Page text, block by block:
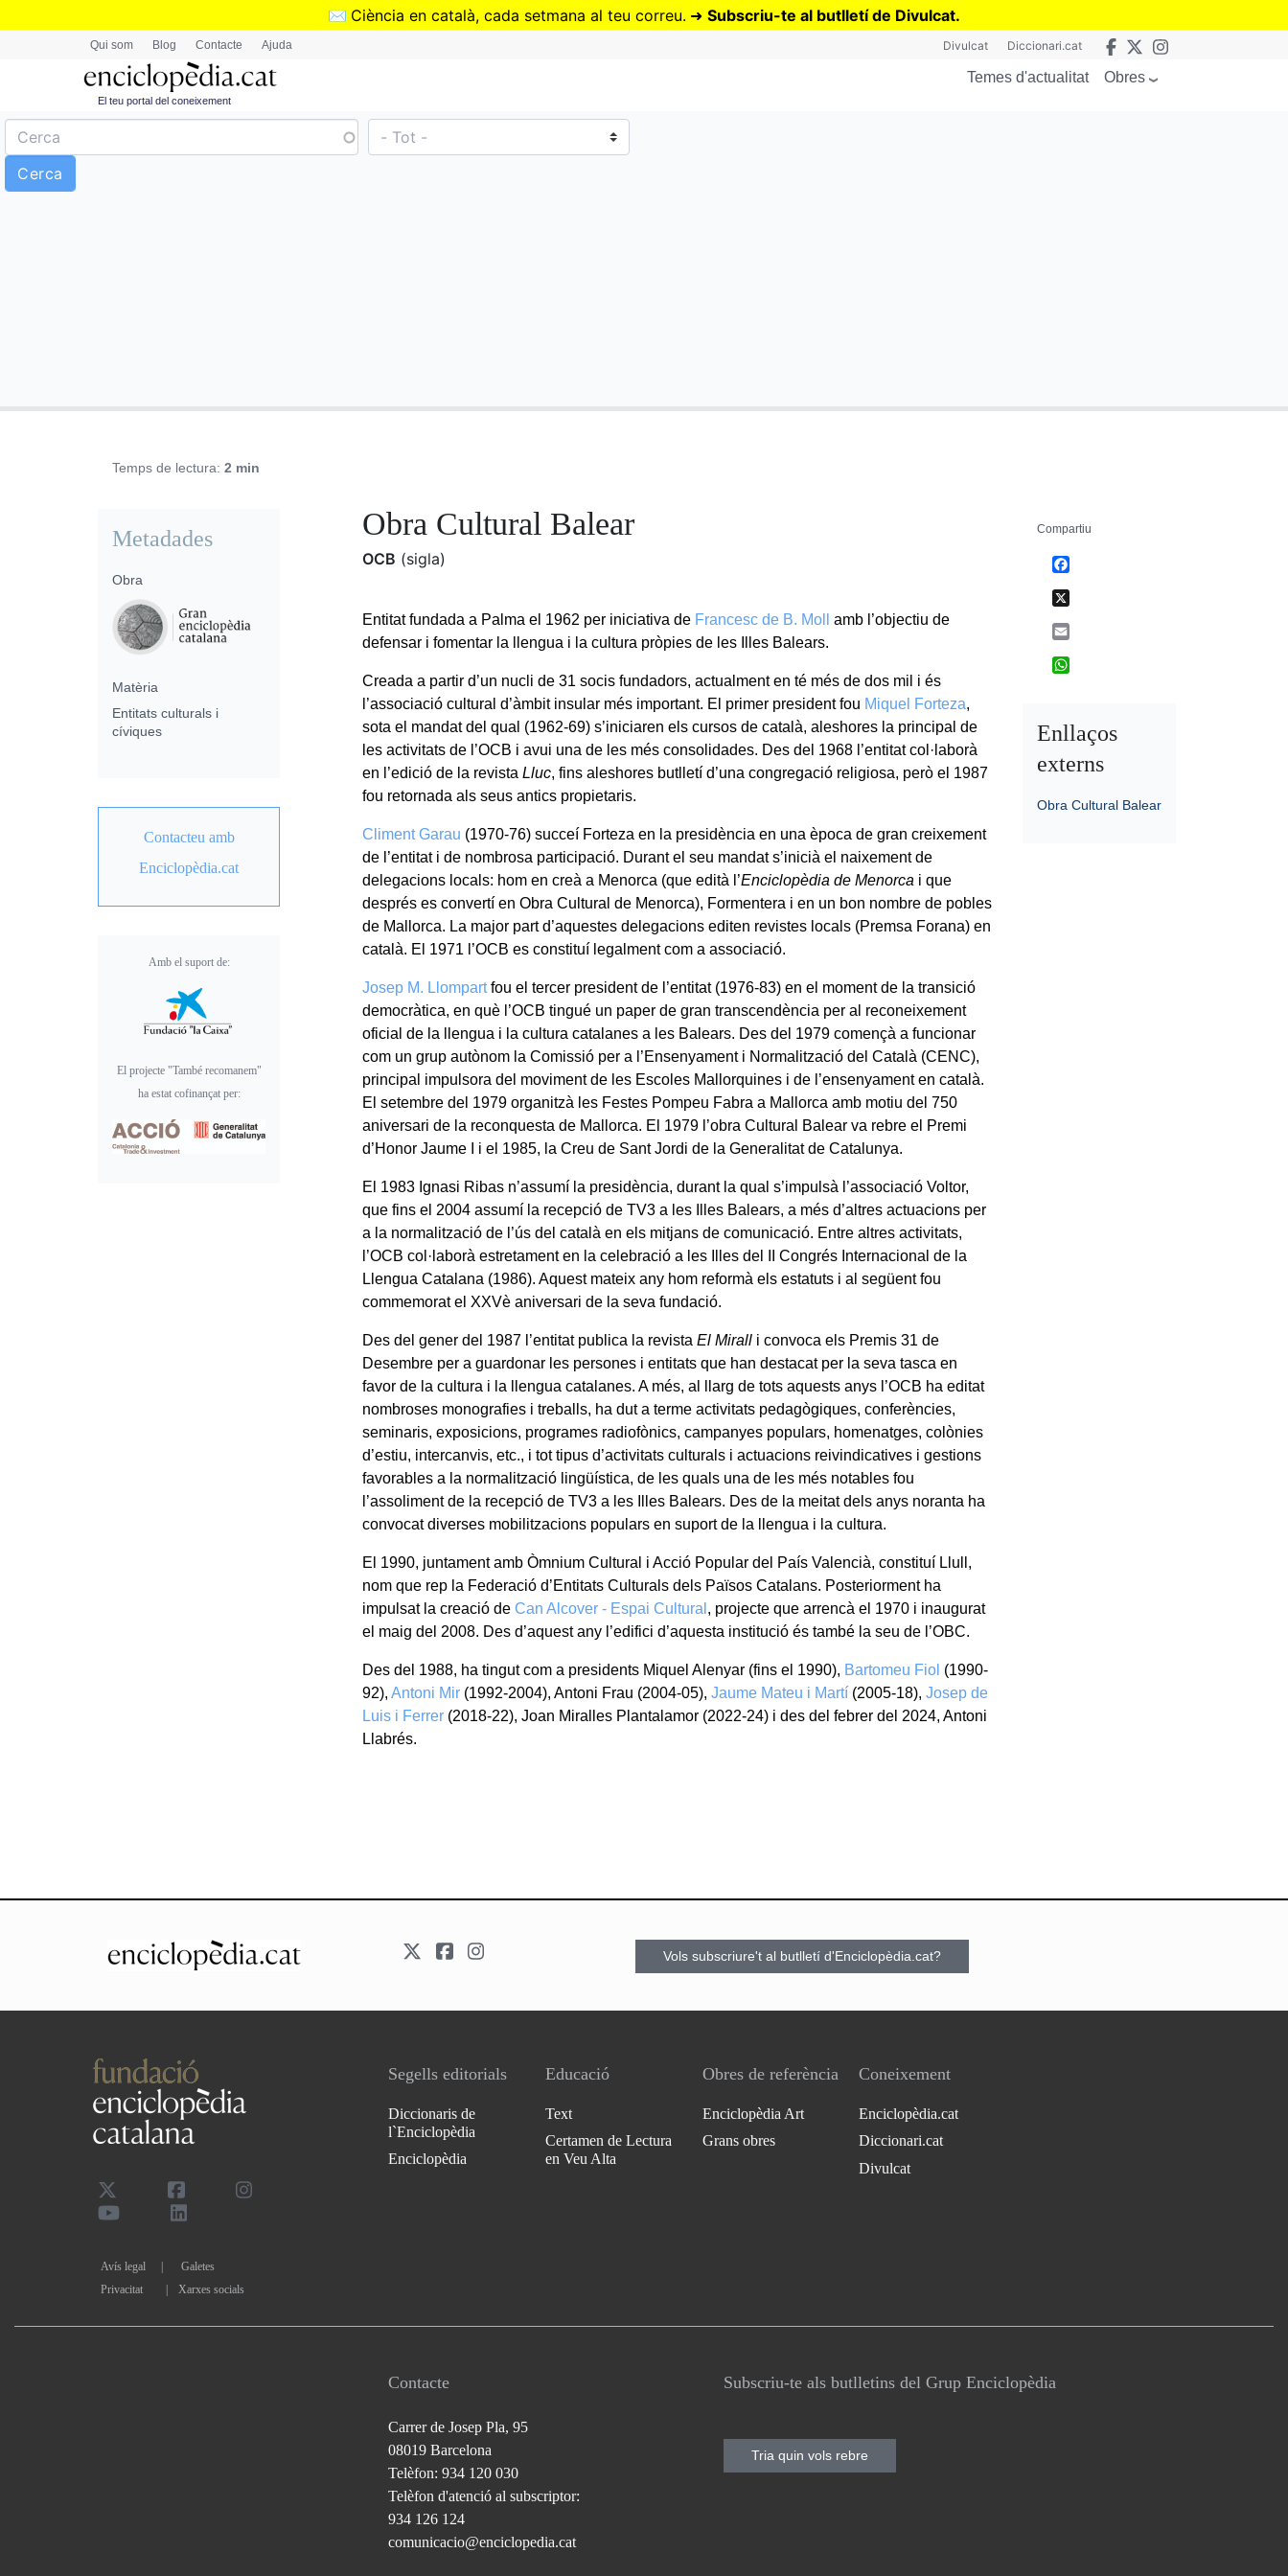
Vés
✉️ Ciència en català, cada setmana al teu correu. ➜ Subscriu-te al butlletí de Divulcat.
Qui som Blog Contacte Ajuda Divulcat Diccionari.cat
El teu portal del coneixement
Temes d'actualitat Obres
Temps de lectura: 2 min
Obra Cultural Balear
OCB (sigla)
Entitat fundada a Palma el 1962 per iniciativa de Francesc de B. Moll
amb l’objectiu de
defensar i fomentar la llengua i la cultura pròpies de les Illes Balears.
Creada a partir d’un nucli de 31 socis fundadors, actualment en té més de dos mil i és
l’associació cultural d’àmbit insular més important. El primer president fou Miquel Forteza,
sota el mandat del qual (1962-69) s’iniciaren els cursos de català, aleshores la principal de
les activitats de l’OCB i avui una de les més consolidades. Des del 1968 l’entitat col·laborà
en l’edició de la revistaLluc, fins aleshores butlletí d’una congregació religiosa, però el 1987
fou retornada als seus antics propietaris.
Climent Garau (1970-76) succeí Forteza en la presidència en una època de gran creixement
de l’entitat i de nombrosa participació. Durant el seu mandat s’inicià el naixement de
delegacions locals: hom en creà a Menorca (que edità l’Enciclopèdia de Menorca i que
després es convertí en Obra Cultural de Menorca), Formentera i en un bon nombre de pobles
de Mallorca. La major part d’aquestes delegacions editen revistes locals (Premsa Forana) en
català. El 1971 l’OCB es constituí legalment com a associació.
Josep M. Llompartfou el tercer president de l’entitat (1976-83) en el moment de la transició
democràtica, en què l’OCB tingué un paper de gran transcendència per al reconeixement
oficial de la llengua i la cultura catalanes a les Balears. Des del 1979 començà a funcionar
com un grup autònom la Comissió per a l’Ensenyament i Normalització del Català (CENC),
principal impulsora del moviment de les Escoles Mallorquines i de l’ensenyament en català.
El setembre del 1979 organitzà les Festes Pompeu Fabra a Mallorca amb motiu del 750
aniversari de la reconquesta de Mallorca. El 1979 l’obra Cultural Balear va rebre el Premi
d’Honor Jaume I i el 1985, la Creu de Sant Jordi de la Generalitat de Catalunya.
El 1983 Ignasi Ribas n’assumí la presidència, durant la qual s’impulsà l’associació Voltor,
que fins el 2004 assumí la recepció de TV3 a les Illes Balears, a més d’altres actuacions per
a la normalització de l’ús del català en els mitjans de comunicació. Entre altres activitats,
l’OCB col·laborà estretament en la celebració a les Illes del II Congrés Internacional de la
Llengua Catalana (1986). Aquest mateix any hom reformà els estatuts i al següent fou
commemorat el XXVè aniversari de la seva fundació.
Des del gener del 1987 l’entitat publica la revistaEl Mirall i convoca els Premis 31 de
Desembre per a guardonar les persones i entitats que han destacat per la seva tasca en
favor de la cultura i la llengua catalanes. A més, al llarg de tots aquests anys l’OCB ha editat
nombroses monografies i treballs, ha dut a terme activitats pedagògiques, conferències,
seminaris, exposicions, programes radiofònics, campanyes populars, homenatges, colònies
d’estiu, intercanvis, etc., i tot tipus d’activitats culturals i actuacions reivindicatives i gestions
favorables a la normalització lingüística, de les quals una de les més notables fou
l’assoliment de la recepció de TV3 a les Illes Balears. Des de la meitat dels anys noranta ha
convocat diverses mobilitzacions populars en suport de la llengua i la cultura.
El 1990, juntament amb Òmnium Cultural i Acció Popular del País Valencià, constituí Llull,
nom que rep la Federació d’Entitats Culturals dels Països Catalans. Posteriorment ha
impulsat la creació deCan Alcover - Espai Cultural , projecte que arrencà el 1970 i inaugurat
el maig del 2008. Des d’aquest any l’edifici d’aquesta institució és també la seu de l’OBC.
Des del 1988, ha tingut com a presidents Miquel Alenyar (fins el 1990), Bartomeu Fiol (1990-
92),Antoni Mir (1992-2004), Antoni Frau (2004-05),Jaume Mateu i Martí (2005-18),Josep de
Luis i Ferrer (2018-22), Joan Miralles Plantalamor (2022-24) i des del febrer del 2024, Antoni
Llabrés.
Metadades
Obra
Matèria
Entitats culturals i
cíviques
Contacteu amb
Enciclopèdia.cat
Amb el suport de:
El projecte "També recomanem"
ha estat cofinançat per:
Compartiu
Enllaços
externs
Obra Cultural Balear
Vols subscriure't al butlletí d'Enciclopèdia.cat?
Avís legal
Galetes
Privacitat
| Xarxes socials
Segells editorials
Diccionaris de
l`Enciclopèdia
Enciclopèdia
Educació
Text
Certamen de Lectura
en Veu Alta
Obres de referència
Enciclopèdia Art
Grans obres
Coneixement
Enciclopèdia.cat
Diccionari.cat
Divulcat
Contacte
Carrer de Josep Pla, 95
08019 Barcelona
Telèfon: 934 120 030
Telèfon d'atenció al subscriptor:
934 126 124
comunicacio@enciclopedia.cat
Subscriu-te als butlletins del Grup Enciclopèdia
Tria quin vols rebre